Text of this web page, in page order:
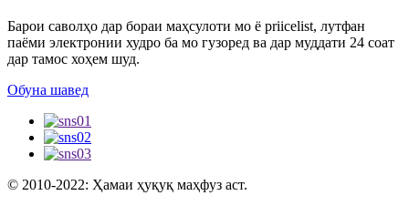
Барои саволҳо дар бораи маҳсулоти мо ё priicelist, лутфан
паёми электронии худро ба мо гузоред ва дар муддати 24 соат
дар тамос хоҳем шуд.
Обуна шавед
© 2010-2022: Ҳамаи ҳуқуқ маҳфуз аст.